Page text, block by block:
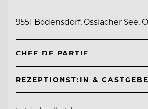
9551 Bodensdorf, Ossiacher See,
CHEF DE PARTIE
REZEPTIONST:IN &